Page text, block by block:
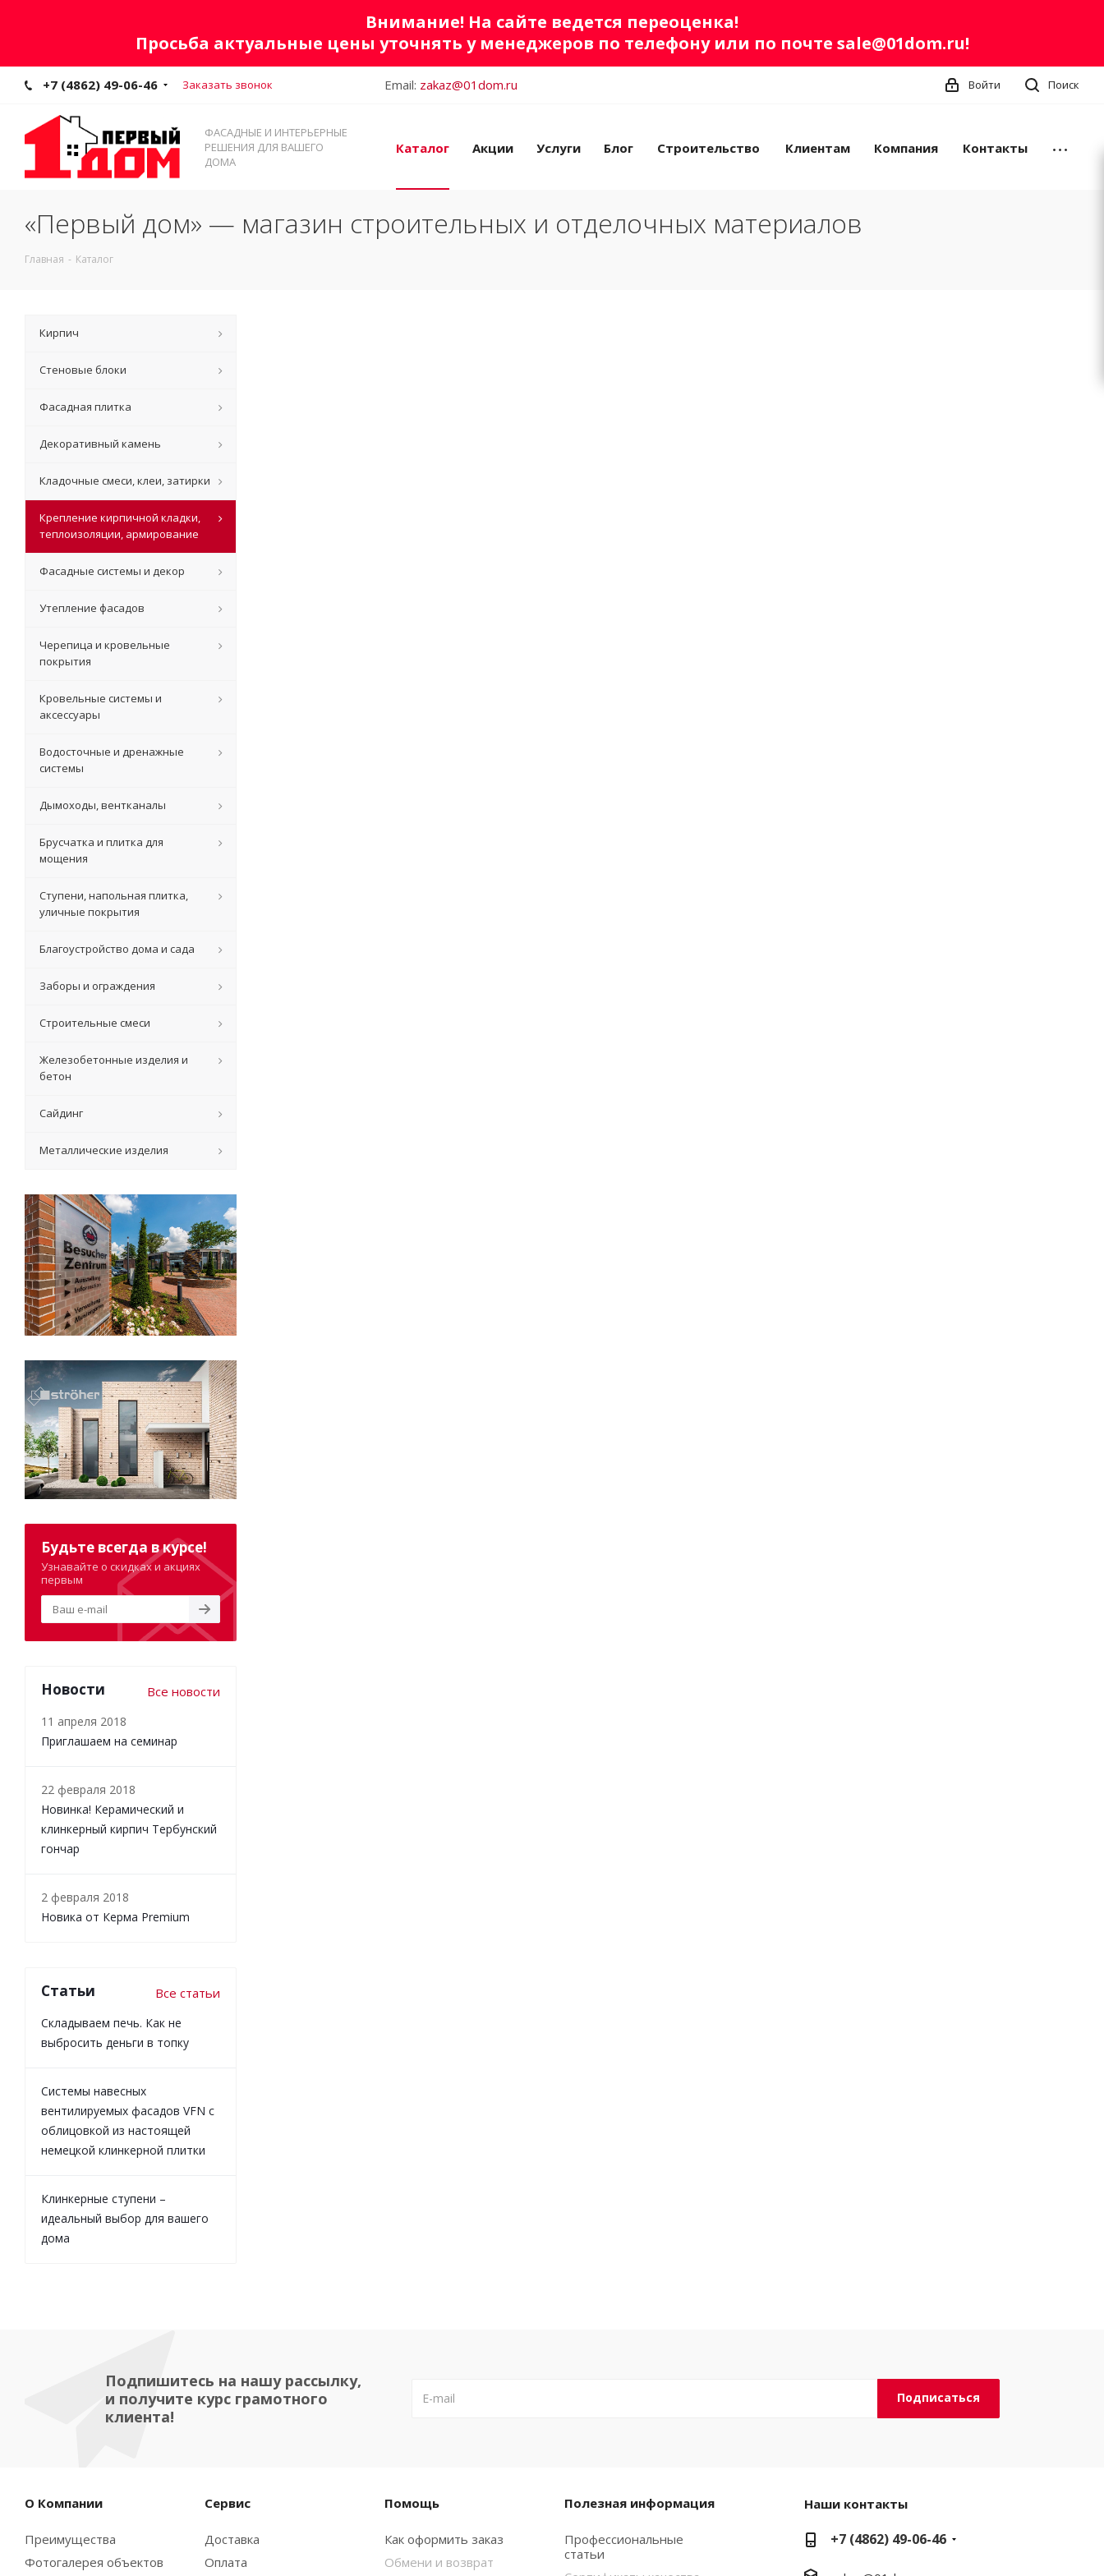
Внимание! На сайте ведется переоценка!
Просьба актуальные цены уточнять у менеджеров по телефону или по почте sale@01dom.ru!
+7 (4862) 49-06-46 Заказать звонок Email: zakaz@01dom.ru Поиск
Войти
ФАСАДНЫЕ И ИНТЕРЬЕРНЫЕ
РЕШЕНИЯ ДЛЯ ВАШЕГО
ДОМА
Каталог Акции Услуги Блог Строительство Клиентам Компания Контакты
«Первый дом» — магазин строительных и отделочных материалов
Главная - Каталог
Кирпич
Стеновые блоки
Фасадная плитка
Декоративный камень
Кладочные смеси, клеи, затирки
Крепление кирпичной кладки,
теплоизоляции, армирование
Фасадные системы и декор
Утепление фасадов
Черепица и кровельные
покрытия
Кровельные системы и
аксессуары
Водосточные и дренажные
системы
Дымоходы, вентканалы
Брусчатка и плитка для
мощения
Ступени, напольная плитка,
уличные покрытия
Благоустройство дома и сада
Заборы и ограждения
Строительные смеси
Железобетонные изделия и
бетон
Сайдинг
Металлические изделия
Будьте всегда в курсе!
Узнавайте о скидках и акциях
первым
Новости Все новости
11 апреля 2018
Приглашаем на семинар
22 февраля 2018
Новинка! Керамический и
клинкерный кирпич Тербунский
гончар
2 февраля 2018
Новика от Керма Premium
Статьи Все статьи
Складываем печь. Как не
выбросить деньги в топку
Системы навесных
вентилируемых фасадов VFN с
облицовкой из настоящей
немецкой клинкерной плитки
Клинкерные ступени –
идеальный выбор для вашего
дома
Подпишитесь на нашу рассылку,
и получите курс грамотного
клиента!
О Компании
Преимущества
Фотогалерея объектов
Сервис
Доставка
Оплата
Помощь
Как оформить заказ
Обмени и возврат
Полезная информация
Профессиональные
статьи
Наши контакты
+7 (4862) 49-06-46